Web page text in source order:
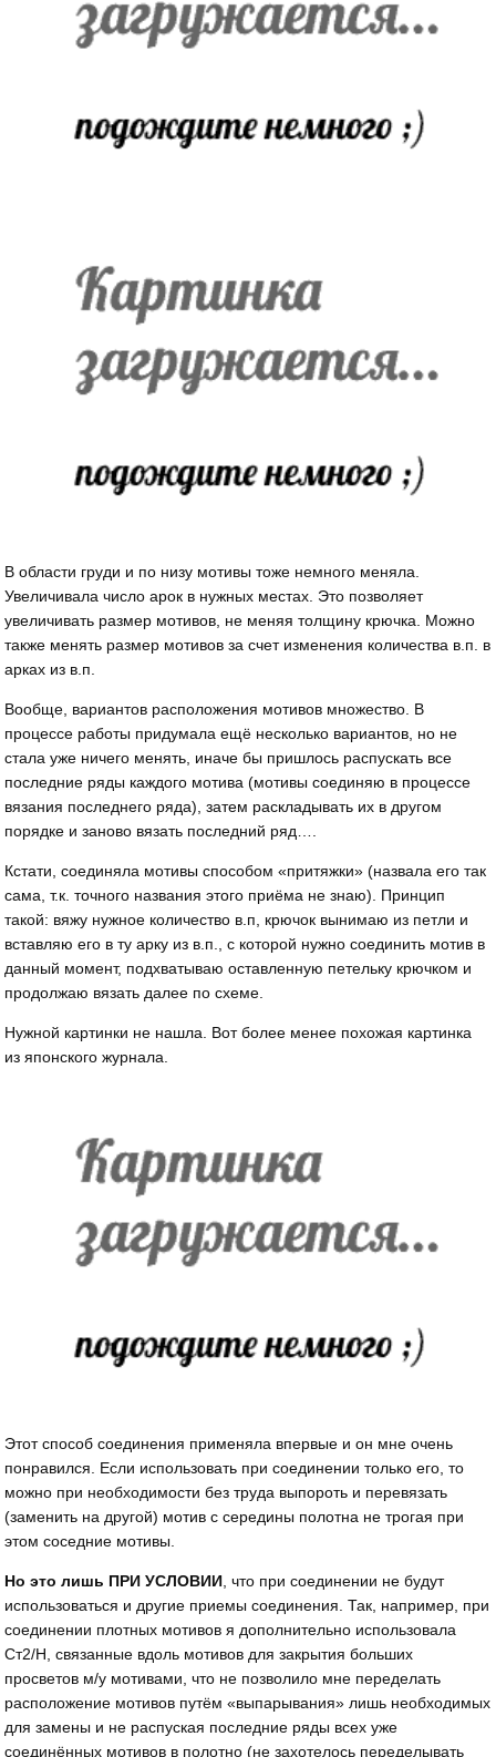
В области груди и по низу мотивы тоже немного меняла.
Увеличивала число арок в нужных местах. Это позволяет
увеличивать размер мотивов, не меняя толщину крючка. Можно
также менять размер мотивов за счет изменения количества в.п. в
арках из в.п.
Вообще, вариантов расположения мотивов множество. В
процессе работы придумала ещё несколько вариантов, но не
стала уже ничего менять, иначе бы пришлось распускать все
последние ряды каждого мотива (мотивы соединяю в процессе
вязания последнего ряда), затем раскладывать их в другом
порядке и заново вязать последний ряд….
Кстати, соединяла мотивы способом «притяжки» (назвала его так
сама, т.к. точного названия этого приёма не знаю). Принцип
такой: вяжу нужное количество в.п, крючок вынимаю из петли и
вставляю его в ту арку из в.п., с которой нужно соединить мотив в
данный момент, подхватываю оставленную петельку крючком и
продолжаю вязать далее по схеме.
Нужной картинки не нашла. Вот более менее похожая картинка
из японского журнала.
Этот способ соединения применяла впервые и он мне очень
понравился. Если использовать при соединении только его, то
можно при необходимости без труда выпороть и перевязать
(заменить на другой) мотив с середины полотна не трогая при
этом соседние мотивы.
Но это лишь ПРИ УСЛОВИИ , что при соединении не будут
использоваться и другие приемы соединения. Так, например, при
соединении плотных мотивов я дополнительно использовала
Ст2/Н, связанные вдоль мотивов для закрытия больших
просветов м/у мотивами, что не позволило мне переделать
расположение мотивов путём «выпарывания» лишь необходимых
для замены и не распуская последние ряды всех уже
соединённых мотивов в полотно (не захотелось переделывать